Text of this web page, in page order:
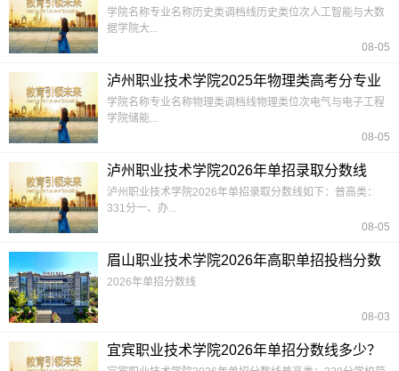
录取分数线
学院名称专业名称历史类调档线历史类位次人工智能与大数
据学院大...
08-05
泸州职业技术学院2025年物理类高考分专业
录取分数线
学院名称专业名称物理类调档线物理类位次电气与电子工程
学院储能...
08-05
泸州职业技术学院2026年单招录取分数线
泸州职业技术学院2026年单招录取分数线如下：普高类：
331分一、办...
08-05
眉山职业技术学院2026年高职单招投档分数
线公布
2026年单招分数线
08-03
宜宾职业技术学院2026年单招分数线多少？